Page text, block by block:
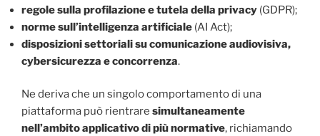
regole sulla profilazione e tutela della privacy (GDPR);
norme sull’intelligenza artificiale (AI Act);
disposizioni settoriali su comunicazione audiovisiva,
cybersicurezza e concorrenza.
Ne deriva che un singolo comportamento di una
piattaforma può rientrare simultaneamente
nell’ambito applicativo di più normative, richiamando